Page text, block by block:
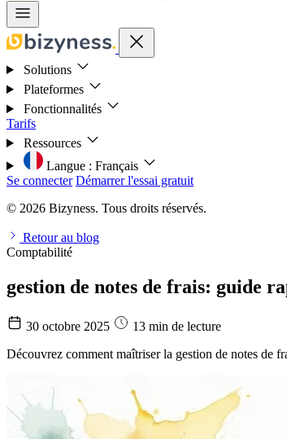
Solutions
Plateformes
Fonctionnalités
Tarifs
Ressources
Langue : Français
Se connecter Démarrer l'essai gratuit
© 2026 Bizyness. Tous droits réservés.
Retour au blog
Comptabilité
gestion de notes de frais: guide
30 octobre 2025
13 min de lecture
Découvrez comment maîtriser la gestion de notes de